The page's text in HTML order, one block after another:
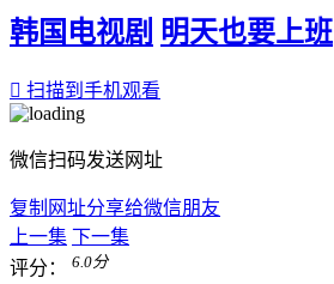
韩国电视剧 明天也要上班
 扫描到手机观看
微信扫码发送网址
复制网址分享给微信朋友
上一集 下一集
评分：
6.0分